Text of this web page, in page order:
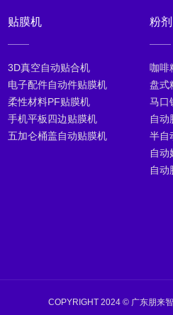
贴膜机
3D真空自动贴合机
电子配件自动件贴膜机
柔性材料PF贴膜机
手机平板四边贴膜机
五加仑桶盖自动贴膜机
粉
咖啡
盘式
马口
自动
半自
自动
自动
COPYRIGHT 2024 © 广东朋来